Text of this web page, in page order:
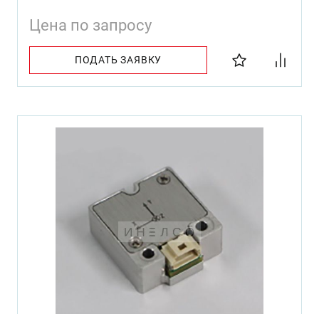
Цена по запросу
ПОДАТЬ ЗАЯВКУ